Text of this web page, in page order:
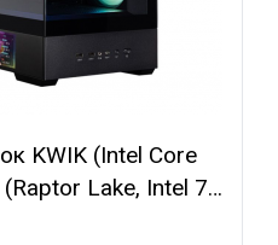
KWIK (Intel Core
Lake, Intel 7,
16 ГБ ОЗУ (2